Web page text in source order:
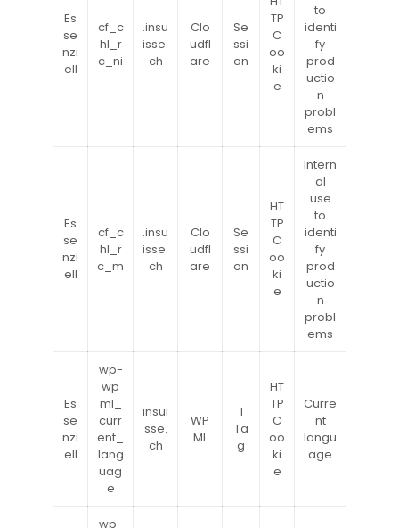
Es
se
nzi
ell
cf_c
hl_r
c_ni
.insu
isse.
ch
Clo
udfl
are
Se
ssi
on
TP
C
oo
ki
e
to
identi
fy
prod
uctio
n
probl
ems
Es
se
nzi
ell
cf_c
hl_r
c_m
.insu
isse.
ch
Clo
udfl
are
Se
ssi
on
HT
TP
C
oo
ki
e
Intern
al
use
to
identi
fy
prod
uctio
n
probl
ems
Es
se
nzi
ell
wp-
wp
ml_
curr
ent_
lang
uag
e
insui
sse.
ch
WP
ML
1
Ta
g
HT
TP
C
oo
ki
e
Curre
nt
langu
age
wp-